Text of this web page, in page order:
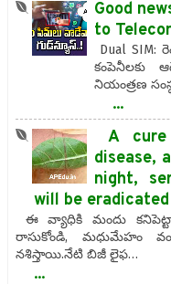
Good
to
Dual SIM:
కంపెనీలకు
నియంత్రణ
...
A
disease,
night,
will be
ఈ వ్యాధికి మందు
రాసుకోండి, మధుమేహం
నశిస్తాయి.నేటి బిజీ లైఫ…
...